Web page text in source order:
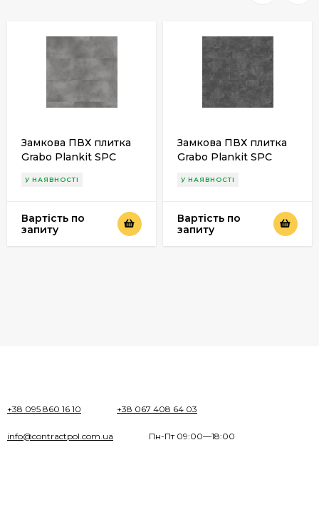
Замкова ПВХ плитка
Grabo Plankit SPC
У НАЯВНОСТІ
Вартість по
запиту
Замкова ПВХ плитка
Grabo Plankit SPC
У НАЯВНОСТІ
Вартість по
запиту
+38 095 860 16 10 +38 067 408 64 03
info@contractpol.com.ua Пн-Пт 09:00—18:00